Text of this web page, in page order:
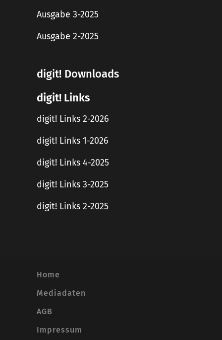
Ausgabe 3-2025
Ausgabe 2-2025
digit! Downloads
digit! Links
digit! Links 2-2026
digit! Links 1-2026
digit! Links 4-2025
digit! Links 3-2025
digit! Links 2-2025
Home
Mediadaten
AGB
Impressum